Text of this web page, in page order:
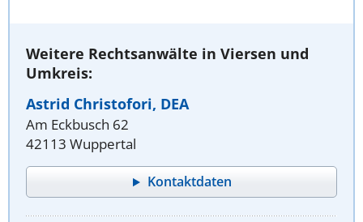
Weitere Rechtsanwälte in Viersen und
Umkreis:
Astrid Christofori, DEA
Am Eckbusch 62
42113 Wuppertal
Kontaktdaten